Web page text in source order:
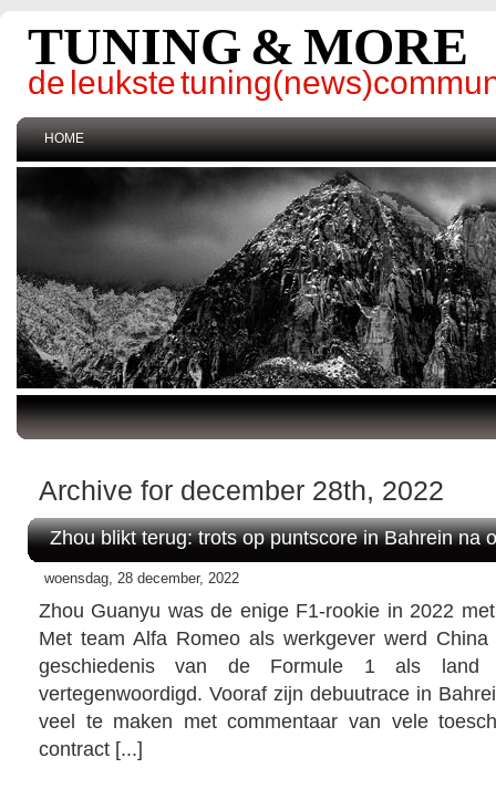
TUNING & MORE
de leukste
HOME
Archive for december 28th, 2022
Zhou blikt terug: trots op puntscore in Bahrein na
woensdag, 28 december, 2022
Zhou Guanyu was de enige F1-rookie in 2022
Met team Alfa Romeo als werkgever werd
geschiedenis van de Formule 1 als land
vertegenwoordigd. Vooraf zijn debuutrace in
veel te maken met commentaar van vele
contract [...]